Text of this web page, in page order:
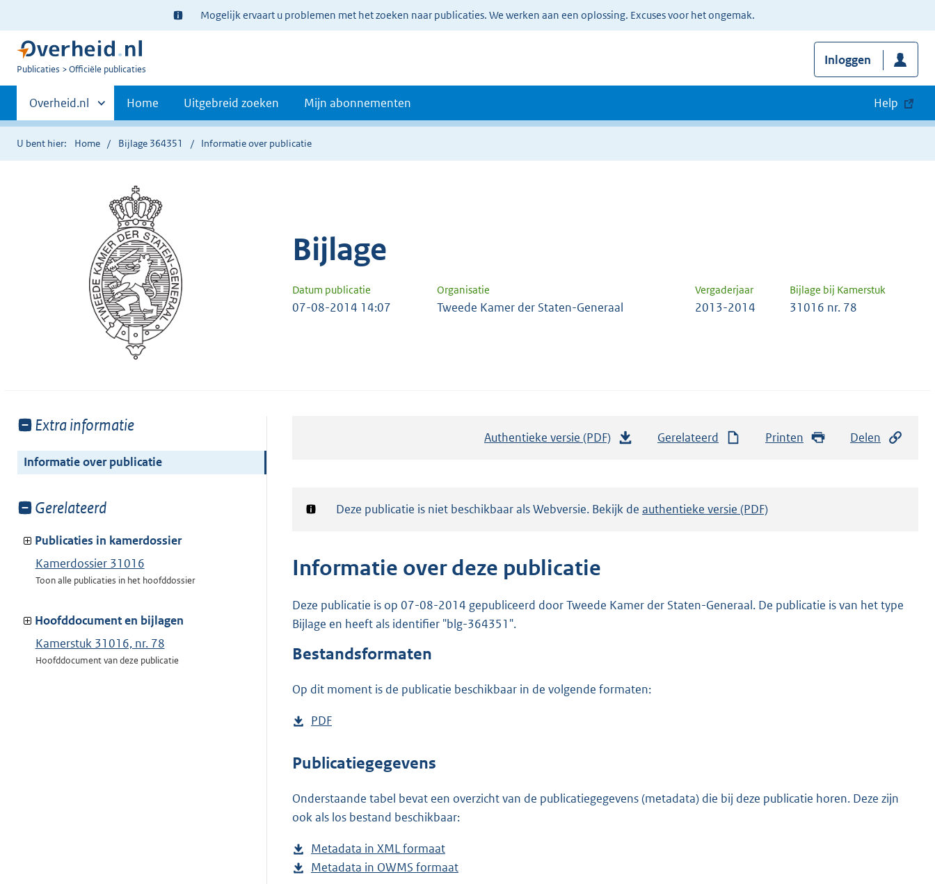
Ter
informatie:
Mogelijk ervaart u problemen met het zoeken naar publicaties. We werken aan een oplossing. Excuses voor het ongemak.
U
Publicaties Officiële publicaties
Inloggen
Primaire
navigatie
Andere
sites
binnen
Overheid.nl Home Uitgebreid zoeken Mijn abonnementen Help
U bent hier: Home Bijlage 364351 Informatie over publicatie
Bijlage
Datum publicatie Organisatie Vergaderjaar Bijlage bij Kamerstuk
07-08-2014 14:07 Tweede Kamer der Staten-Generaal 2013-2014 31016 nr. 78
Toon
van:
Extra informatie
Informatie over publicatie
Toon
van:
Gerelateerd
Publicaties in kamerdossier
Kamerdossier 31016
Toon alle publicaties in het hoofddossier
Hoofddocument en bijlagen
Kamerstuk 31016, nr. 78
Hoofddocument van deze publicatie
Authentieke versie (PDF)
a
r
K
Gerelateerd Printen Delen
Notificatie:
Deze publicatie is niet beschikbaar als Webversie. Bekijk de authentieke versie (PDF)
Informatie over deze publicatie
Deze publicatie is op 07-08-2014 gepubliceerd door Tweede Kamer der Staten-Generaal. De publicatie is van het type
Bijlage en heeft als identifier "blg-364351".
Bestandsformaten
Op dit moment is de publicatie beschikbaar in de volgende formaten:
D
w
l
o
d
p
PDF
s
a
n
s
g
Publicatiegegevens
Onderstaande tabel bevat een overzicht van de publicatiegegevens (metadata) die bij deze publicatie horen. Deze zijn
ook als los bestand beschikbaar:
Metadata in XML formaat
e
Metadata in OWMS formaat